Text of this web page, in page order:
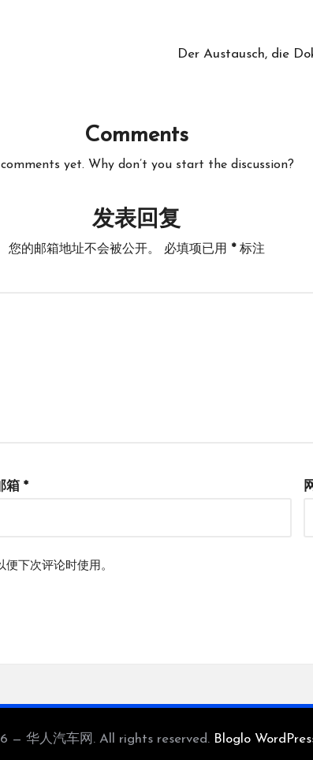
Der Austausch, die
Comments
yet. Why don’t you start the discussion?
发表回复
您的邮箱地址不会被公开。 必填项已用 *标注
箱 *
下次评论时使用。
— 华人汽车网. All rights reserved. Bloglo